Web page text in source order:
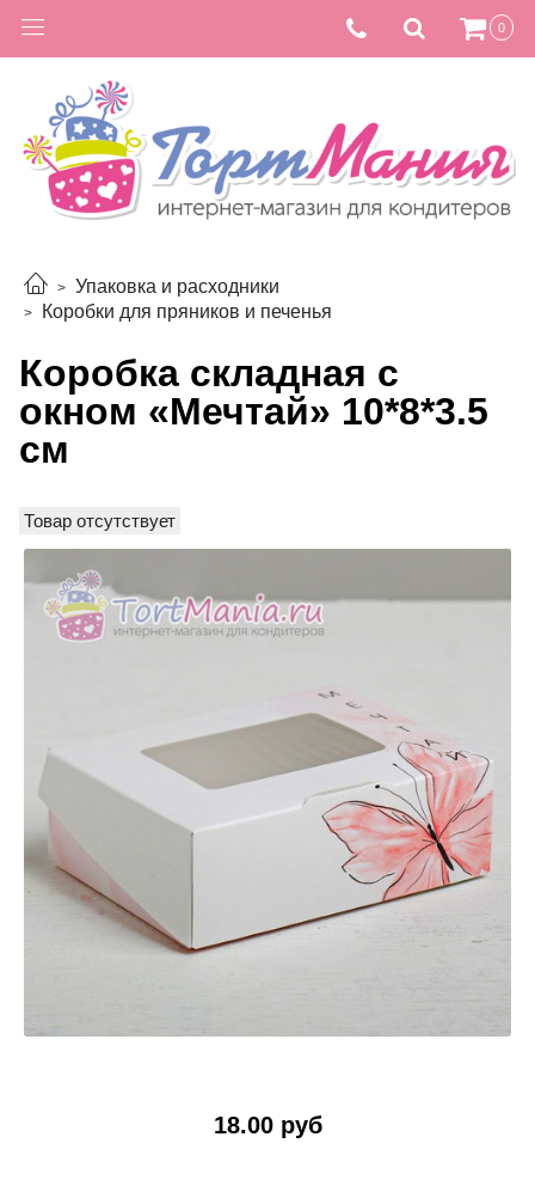
0
Упаковка и расходники
Коробки для пряников и печенья
Коробка складная с
окном «Мечтай» 10*8*3.5
см
Товар отсутствует
18.00 руб